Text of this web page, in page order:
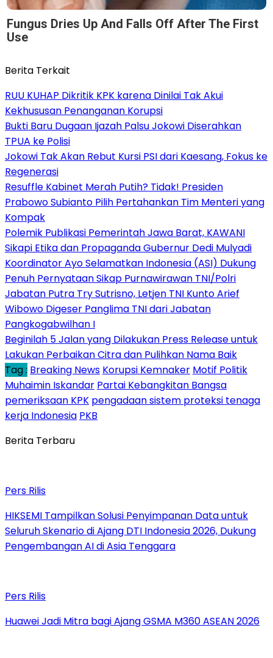
Fungus Dries Up And Falls Off After The First
Use
Berita Terkait
RUU KUHAP Dikritik KPK karena Dinilai Tak Akui
Kekhususan Penanganan Korupsi
Bukti Baru Dugaan Ijazah Palsu Jokowi Diserahkan
TPUA ke Polisi
Jokowi Tak Akan Rebut Kursi PSI dari Kaesang, Fokus ke
Regenerasi
Resuffle Kabinet Merah Putih? Tidak! Presiden
Prabowo Subianto Pilih Pertahankan Tim Menteri yang
Kompak
Polemik Publikasi Pemerintah Jawa Barat, KAWANI
Sikapi Etika dan Propaganda Gubernur Dedi Mulyadi
Koordinator Ayo Selamatkan Indonesia (ASI) Dukung
Penuh Pernyataan Sikap Purnawirawan TNI/Polri
Jabatan Putra Try Sutrisno, Letjen TNI Kunto Arief
Wibowo Digeser Panglima TNI dari Jabatan
Pangkogabwilhan I
Beginilah 5 Jalan yang Dilakukan Press Release untuk
Lakukan Perbaikan Citra dan Pulihkan Nama Baik
Tag : Breaking News Korupsi Kemnaker Motif Politik
Muhaimin Iskandar Partai Kebangkitan Bangsa
pemeriksaan KPK pengadaan sistem proteksi tenaga
kerja Indonesia PKB
Berita Terbaru
Pers Rilis
HIKSEMI Tampilkan Solusi Penyimpanan Data untuk
Seluruh Skenario di Ajang DTI Indonesia 2026, Dukung
Pengembangan AI di Asia Tenggara
Pers Rilis
Huawei Jadi Mitra bagi Ajang GSMA M360 ASEAN 2026